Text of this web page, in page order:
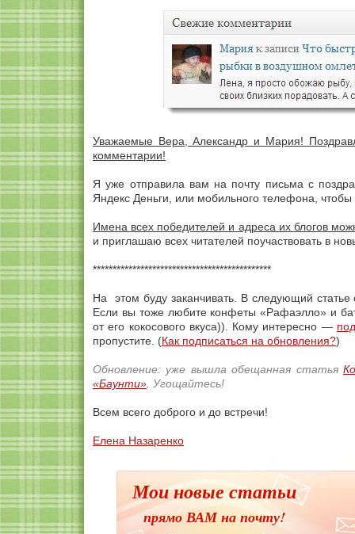
Уважаемые Вера, Александр и Мария!
комментарии!
Я уже отправила вам на почту письма с
Яндекс Деньги, или мобильного телефона,
Имена всех победителей и адреса их блогов
и приглашаю всех читателей поучаствовать в
*********************************************
На этом буду заканчивать. В следующий статье
Если вы тоже любите конфеты «Рафаэлло» и
от его кокосового вкуса)). Кому интересно —
пропустите. (Как подписаться на обновления?)
Обновление: уже вышла обещанная статья
«Баунти» Угощайтесь!
Всем всего доброго и до встречи!
Елена Назаренко
Мои новые статьи
прямо ВАМ на почту!